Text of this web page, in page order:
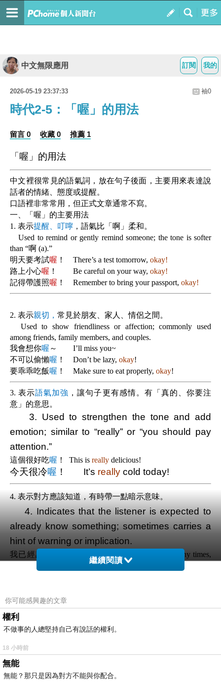
我的
訂閱
中文無限應用
2026-05-19 23:37:33 袖0
時代2-5：「喔」的用法
留言 0 收藏 0 推薦 1
「喔」的用法
中文裡很常見的語氣詞，放在句子後面，主要用來表達說
話者的情緒、態度或提醒。
口語裡非常常用，但正式文章通常不寫。
一、「喔」的主要用法
1. 表示提醒、叮嚀 ， 語氣比「啊」柔和。
Used to remind or gently remind someone; the tone is softer
than “啊 (a).”
明天要考試喔 ！ There’s a test tomorrow, okay!
路上小心喔 ！ Be careful on your way, okay!
記得帶護照喔 ！ Remember to bring your passport, okay!
2. 表示親切， 常見於朋友、家人、情侶之間。
Used to show friendliness or affection; commonly used
among friends, family members, and couples.
我會想你喔 ～ I’ll miss you~
不可以偷懶喔 ！ Don’t be lazy, okay!
要乖乖吃飯喔 ！ Make sure to eat properly, okay!
3.表示語氣加強 ，讓句子更有感情。有「真的、你要注
意」的意思。
3. Used to strengthen the tone and add
emotion; similar to “really” or “you should pay
attention.”
這個很好吃喔 ！ This is really delicious!
今天很冷喔 ！ It’s really cold today!
4. 表示對方應該知道， 有時帶一點暗示意味。
4. Indicates that the listener is expected to
already know something; sometimes carries a
hint of warning or implication.
我已經說過很多次
。 I’ve already said this many times,
不要遲到喔。 Don’t be late,
👉
This usage adds a subtle reminder or mild warning,
of it.
繼續閱讀
你可能感興趣的文章
權利
不做事的人總堅持自己有說話的權利。
18 小時前
無能
無能？那只是因為對方不能與你配合。